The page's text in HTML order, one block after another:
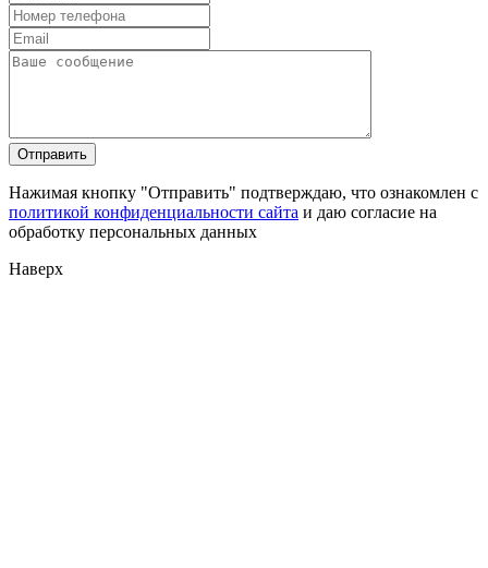
Нажимая кнопку "Отправить" подтверждаю, что ознакомлен с
политикой конфиденциальности сайта и даю согласие на
обработку персональных данных
Наверх